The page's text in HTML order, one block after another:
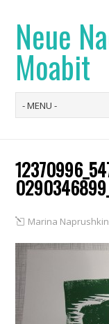
Neue
Moabit
Marina